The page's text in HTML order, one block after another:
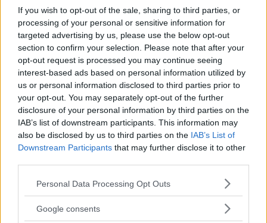
If you wish to opt-out of the sale, sharing to third parties, or
processing of your personal or sensitive information for
targeted advertising by us, please use the below opt-out
section to confirm your selection. Please note that after your
opt-out request is processed you may continue seeing
interest-based ads based on personal information utilized by
us or personal information disclosed to third parties prior to
your opt-out. You may separately opt-out of the further
disclosure of your personal information by third parties on the
IAB’s list of downstream participants. This information may
also be disclosed by us to third parties on the IAB’s List of
Downstream Participants that may further disclose it to other
Please note that this website/app uses one or more Google
not limited to your visit or usage behaviour. You may click to
Personal Data Processing Opt Outs
Google consents
Det engelska namnet för klädkod udda kavaj är
Smart casual”.
Vill du läsa mer om den här klädkoden så hittar
du allt du behöver veta i vår guide:
Klädkod Udda
kavaj!